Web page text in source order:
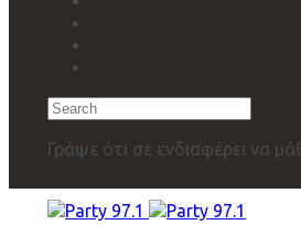
Search
Γράψε ότι σε ενδιαφέρει να